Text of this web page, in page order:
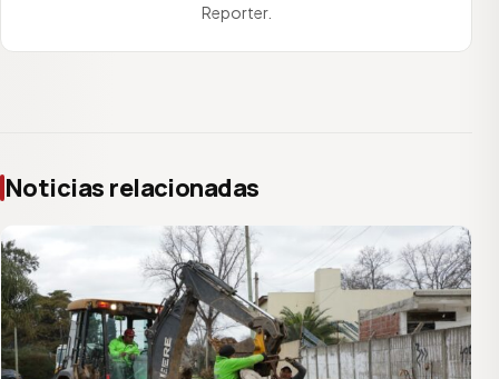
Reporter.
Noticias relacionadas